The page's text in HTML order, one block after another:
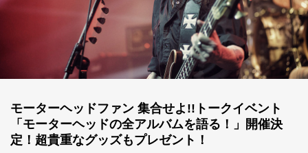
モーターヘッドファン 集合せよ!!トークイベント
「モーターヘッドの全アルバムを語る！」開催決
定！超貴重なグッズもプレゼント！